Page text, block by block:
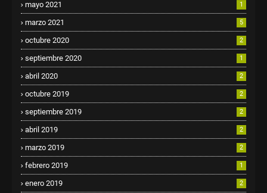
mayo 2021 1
marzo 2021 5
octubre 2020 2
septiembre 2020 1
abril 2020 2
octubre 2019 2
septiembre 2019 2
abril 2019 2
marzo 2019 2
febrero 2019 1
enero 2019 2